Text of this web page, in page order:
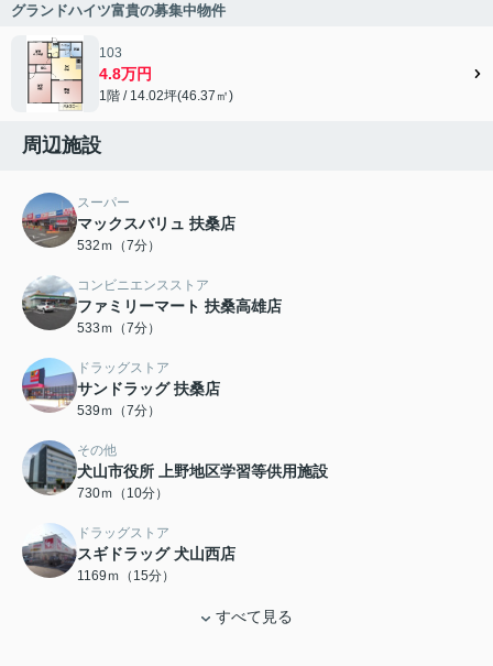
グランドハイツ富貴の募集中物件
103
4.8万円
1階 / 14.02坪(46.37㎡)
周辺施設
スーパー
マックスバリュ 扶桑店
532ｍ（7分）
コンビニエンスストア
ファミリーマート 扶桑高雄店
533ｍ（7分）
ドラッグストア
サンドラッグ 扶桑店
539ｍ（7分）
その他
犬山市役所 上野地区学習等供用施設
730ｍ（10分）
ドラッグストア
スギドラッグ 犬山西店
1169ｍ（15分）
すべて見る